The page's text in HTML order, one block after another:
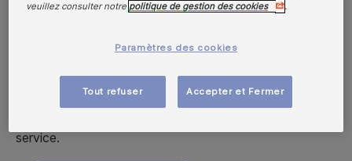
Versement ponctuel.
notre plateforme libre-
Vous préférez effectuer un paiement immédiat? Cliquer
service.
veuillez consulter notre politique de gestion des cookies .
Paramètres des cookies
Tout refuser Accepter et Fermer